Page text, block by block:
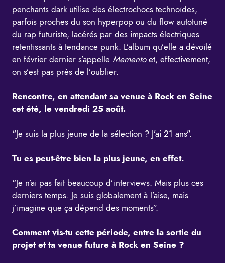
penchants dark utilise des électrochocs technoïdes,
parfois proches du son hyperpop ou du flow autotuné
du rap futuriste, lacérés par des impacts électriques
retentissants à tendance punk. L’album qu’elle a dévoilé
en février dernier s’appelle Memento et, effectivement,
on s’est pas près de l’oublier.
Rencontre, en attendant sa venue à Rock en Seine
cet été, le vendredi 25 août.
“Je suis la plus jeune de la sélection ? J’ai 21 ans”.
Tu es peut-être bien la plus jeune, en effet.
“Je n’ai pas fait beaucoup d’interviews. Mais plus ces
derniers temps. Je suis globalement à l’aise, mais
j’imagine que ça dépend des moments”.
Comment vis-tu cette période, entre la sortie du
projet et ta venue future à Rock en Seine ?